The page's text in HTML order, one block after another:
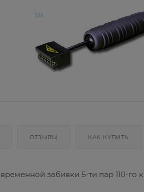
ОТЗЫВЫ КАК КУПИТЬ
забивки 5-ти пар 110-го